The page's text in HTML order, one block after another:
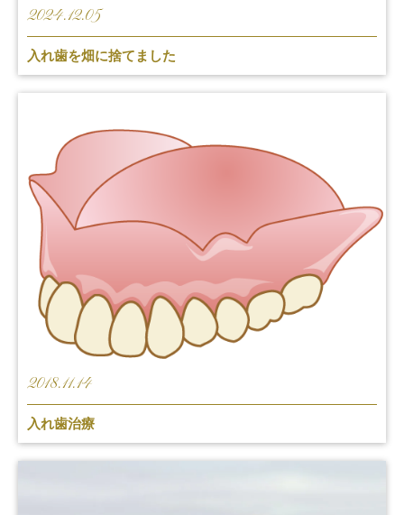
2024.12.05
入れ歯を畑に捨てました
2018.11.14
入れ歯治療